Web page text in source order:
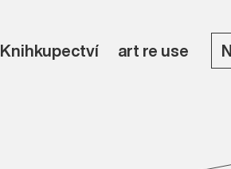
Knihkupectví art re use